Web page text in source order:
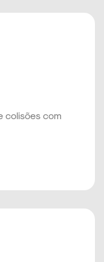
colisões com